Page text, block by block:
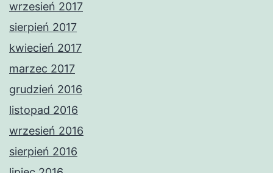
wrzesień 2017
sierpień 2017
kwiecień 2017
marzec 2017
grudzień 2016
listopad 2016
wrzesień 2016
sierpień 2016